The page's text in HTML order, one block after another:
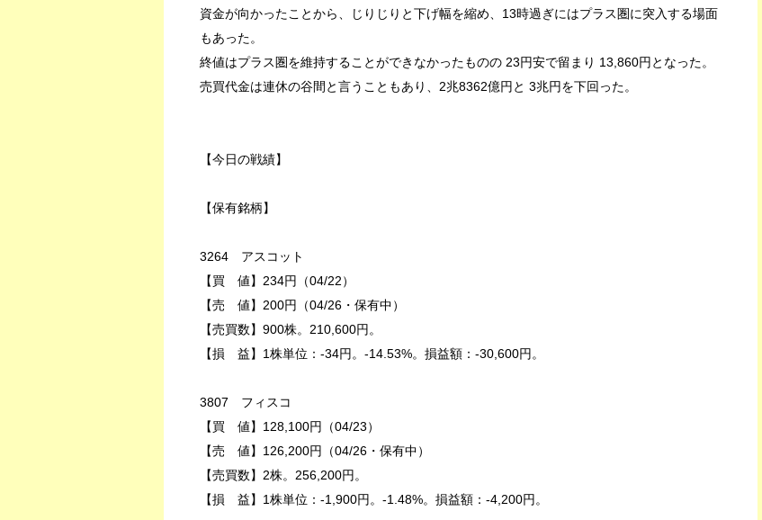
資金が向かったことから、じりじりと下げ幅を縮め、13時過ぎにはプラス圏に突入する場面
もあった。
終値はプラス圏を維持することができなかったものの 23円安で留まり 13,860円となった。
売買代金は連休の谷間と言うこともあり、2兆8362億円と 3兆円を下回った。
【今日の戦績】
【保有銘柄】
3264 アスコット
【買 値】234円（04/22）
【売 値】200円（04/26・保有中）
【売買数】900株。210,600円。
【損 益】1株単位：-34円。-14.53%。損益額：-30,600円。
3807 フィスコ
【買 値】128,100円（04/23）
【売 値】126,200円（04/26・保有中）
【売買数】2株。256,200円。
【損 益】1株単位：-1,900円。-1.48%。損益額：-4,200円。